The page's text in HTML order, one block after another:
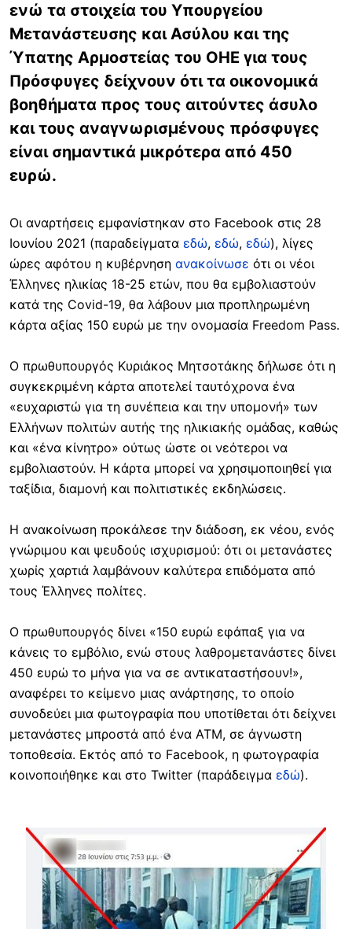
ενώ τα στοιχεία του Υπουργείου
Μετανάστευσης και Ασύλου και της
Ύπατης Αρμοστείας του ΟΗΕ για τους
Πρόσφυγες δείχνουν ότι τα οικονομικά
βοηθήματα προς τους αιτούντες άσυλο
και τους αναγνωρισμένους πρόσφυγες
είναι σημαντικά μικρότερα από 450
ευρώ.
Οι αναρτήσεις εμφανίστηκαν στο Facebook στις 28
Ιουνίου 2021 (παραδείγματα εδώ, εδώ, εδώ), λίγες
ώρες αφότου η κυβέρνηση ανακοίνωσε ότι οι νέοι
Έλληνες ηλικίας 18-25 ετών, που θα εμβολιαστούν
κατά της Covid-19, θα λάβουν μια προπληρωμένη
κάρτα αξίας 150 ευρώ με την ονομασία Freedom Pass.
Ο πρωθυπουργός Κυριάκος Μητσοτάκης δήλωσε ότι η
συγκεκριμένη κάρτα αποτελεί ταυτόχρονα ένα
«ευχαριστώ για τη συνέπεια και την υπομονή» των
Ελλήνων πολιτών αυτής της ηλικιακής ομάδας, καθώς
και «ένα κίνητρο» ούτως ώστε οι νεότεροι να
εμβολιαστούν. Η κάρτα μπορεί να χρησιμοποιηθεί για
ταξίδια, διαμονή και πολιτιστικές εκδηλώσεις.
Η ανακοίνωση προκάλεσε την διάδοση, εκ νέου, ενός
γνώριμου και ψευδούς ισχυρισμού: ότι οι μετανάστες
χωρίς χαρτιά λαμβάνουν καλύτερα επιδόματα από
τους Έλληνες πολίτες.
Ο πρωθυπουργός δίνει «150 ευρώ εφάπαξ για να
κάνεις το εμβόλιο, ενώ στους λαθρομετανάστες δίνει
450 ευρώ το μήνα για να σε αντικαταστήσουν!»,
αναφέρει το κείμενο μιας ανάρτησης, το οποίο
συνοδεύει μια φωτογραφία που υποτίθεται ότι δείχνει
μετανάστες μπροστά από ένα ΑΤΜ, σε άγνωστη
τοποθεσία. Εκτός από το Facebook, η φωτογραφία
κοινοποιήθηκε και στο Twitter (παράδειγμα εδώ).
Image